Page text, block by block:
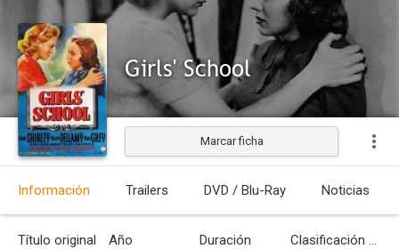
Girls' School
Estrenada
Marcar ficha
Información Trailers DVD / Blu-Ray Noticias
Título original Año Duración Clasificación por edades